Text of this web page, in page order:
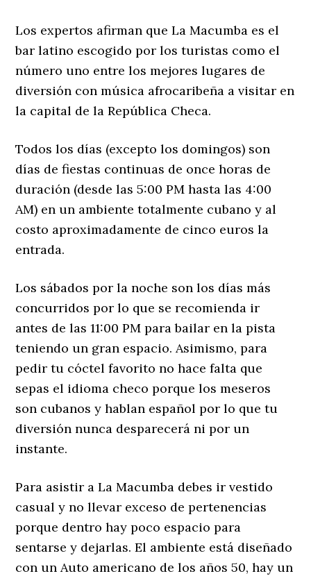
Los expertos afirman que La Macumba es el
bar latino escogido por los turistas como el
número uno entre los mejores lugares de
diversión con música afrocaribeña a visitar en
la capital de la República Checa.
Todos los días (excepto los domingos) son
días de fiestas continuas de once horas de
duración (desde las 5:00 PM hasta las 4:00
AM) en un ambiente totalmente cubano y al
costo aproximadamente de cinco euros la
entrada.
Los sábados por la noche son los días más
concurridos por lo que se recomienda ir
antes de las 11:00 PM para bailar en la pista
teniendo un gran espacio. Asimismo, para
pedir tu cóctel favorito no hace falta que
sepas el idioma checo porque los meseros
son cubanos y hablan español por lo que tu
diversión nunca desparecerá ni por un
instante.
Para asistir a La Macumba debes ir vestido
casual y no llevar exceso de pertenencias
porque dentro hay poco espacio para
sentarse y dejarlas. El ambiente está diseñado
con un Auto americano de los años 50, hay un